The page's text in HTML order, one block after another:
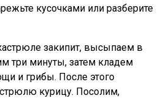
кусочками или разберите
закипит, высыпаем в
три минуты, затем кладем
и грибы. После этого
курицу. Посолим,